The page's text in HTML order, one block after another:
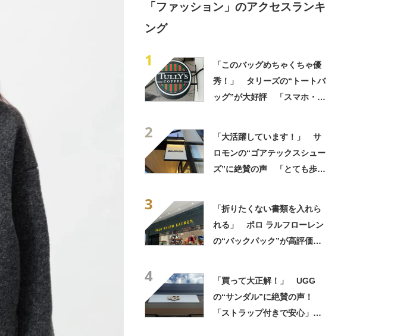
「ファッション」のアクセスランキ
ング
1
「このバッグめちゃくちゃ優
秀！」 タリーズの“トートバ
ッグ”が大好評 「スマホ・財
2
「大活躍しています！」 サ
ロモンの“ゴアテックスシュー
ズ”に絶賛の声 「とても歩き
3
「折りたくない書類を入れら
れる」 ポロ ラルフローレン
の“バックパック”が高評価
4
「買って大正解！」 UGG
の“サンダル”に絶賛の声！
「ストラップ付きで安心」